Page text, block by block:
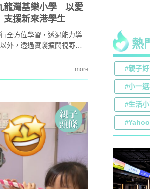
龍灣基樂小學 以愛
援新來港學生
全方位學習，透過能力導
外，透過實踐擴闊視野，
備，向夢想啟航」。
more
椅
熱
#親子
#小一
#生活
#Yahoo